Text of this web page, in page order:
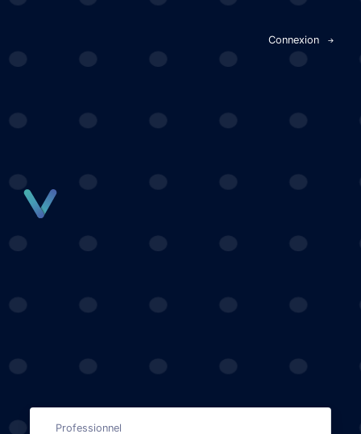
Connexion
Professionnel